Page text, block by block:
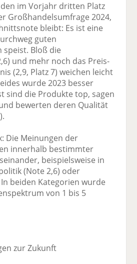
im Vorjahr dritten Platz
Großhandelsumfrage 2024,
bleibt: Es ist eine
guten
speist. Bloß die
und mehr noch das Preis-
(2,9, Platz 7) weichen leicht
wurde 2023 besser
sind die Produkte top, sagen
bewerten deren Qualität
Die Meinungen der
innerhalb bestimmter
beispielsweise in
(Note 2,6) oder
beiden Kategorien wurde
von 1 bis 5
zur Zukunft